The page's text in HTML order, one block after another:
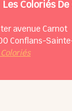
Les Coloriés
avenue Carnot
Conflans-